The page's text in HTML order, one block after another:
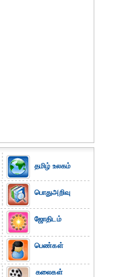
தமிழ் உலகம்
பொதுஅறிவு
ஜோதிடம்
பெண்கள்
கலைகள்